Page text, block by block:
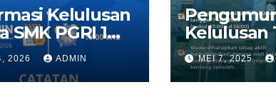
Kelulusan
SMK PGRI 1
2026
2026 ADMIN
Kelulusan
Ajaran
MEI 7, 2025